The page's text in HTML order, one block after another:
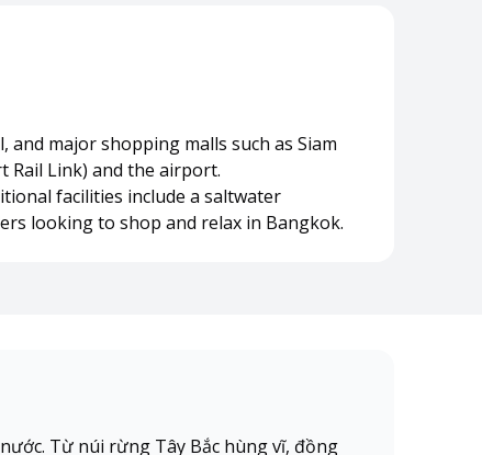
major shopping malls such as Siam
Rail Link) and the airport.
facilities include a saltwater
looking to shop and relax in Bangkok.
Từ núi rừng Tây Bắc hùng vĩ, đồng